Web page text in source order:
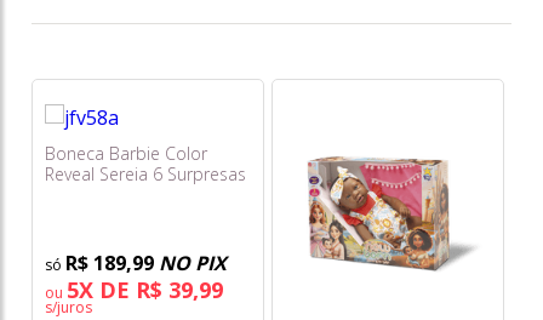
Boneca Barbie Color
Reveal Sereia 6 Surpresas
R$ 189,99 NO PIX
ou 5X DE R$ 39,99
s/juros